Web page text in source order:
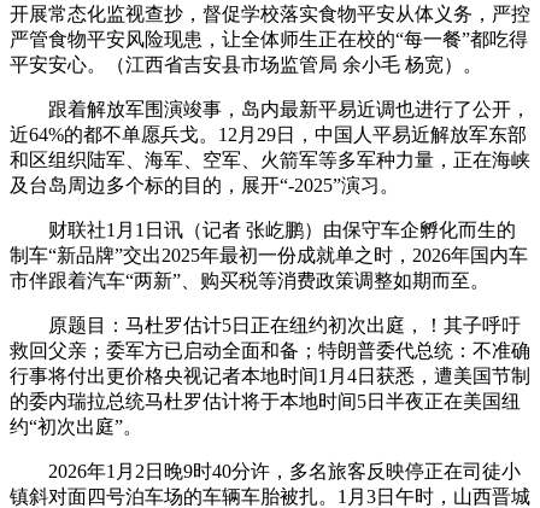
开展常态化监视查抄，督促学校落实食物平安从体义务，严控
严管食物平安风险现患，让全体师生正在校的“每一餐”都吃得
平安安心。（江西省吉安县市场监管局 余小毛 杨宽）。
跟着解放军围演竣事，岛内最新平易近调也进行了公开，
近64%的都不单愿兵戈。12月29日，中国人平易近解放军东部
和区组织陆军、海军、空军、火箭军等多军种力量，正在海峡
及台岛周边多个标的目的，展开“-2025”演习。
财联社1月1日讯（记者 张屹鹏）由保守车企孵化而生的
制车“新品牌”交出2025年最初一份成就单之时，2026年国内车
市伴跟着汽车“两新”、购买税等消费政策调整如期而至。
原题目：马杜罗估计5日正在纽约初次出庭，！其子呼吁
救回父亲；委军方已启动全面和备；特朗普委代总统：不准确
行事将付出更价格央视记者本地时间1月4日获悉，遭美国节制
的委内瑞拉总统马杜罗估计将于本地时间5日半夜正在美国纽
约“初次出庭”。
2026年1月2日晚9时40分许，多名旅客反映停正在司徒小
镇斜对面四号泊车场的车辆车胎被扎。1月3日午时，山西晋城